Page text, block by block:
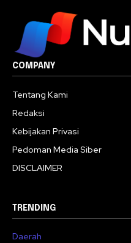
COMPANY
Tentang Kami
Redaksi
Kebijakan Privasi
Pedoman Media Siber
DISCLAIMER
TRENDING
Daerah